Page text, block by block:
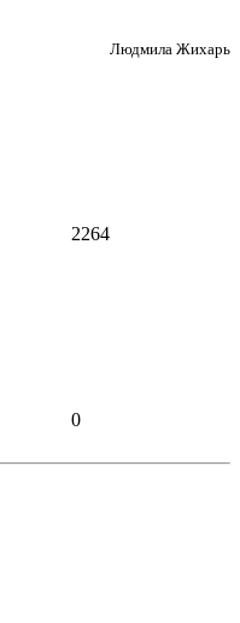
Людмила Жихарь
2264
0